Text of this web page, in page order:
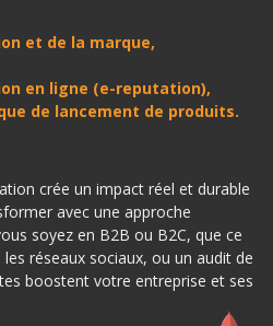
et de la marque,
en ligne (e-reputation),
de lancement de produits.
crée un impact réel et durable
avec une approche
soyez en B2B ou B2C, que ce
réseaux sociaux, ou un audit de
boostent votre entreprise et ses